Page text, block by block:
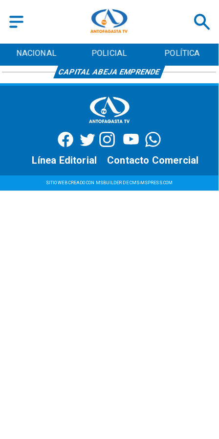
NACIONAL POLICIAL POLÍTICA
CAPITAL ABEJA EMPRENDE
SITIO WEB CREADO CON MSBUILDER DE CMS-MSPRESS.COM
Contacto Comercial
Línea Editorial